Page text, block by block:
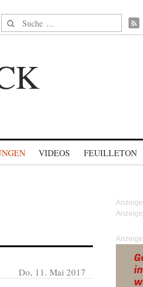
Suche nach:
VIDEOS FEUILLETON
Do, 11. Mai 2017
Anzeige